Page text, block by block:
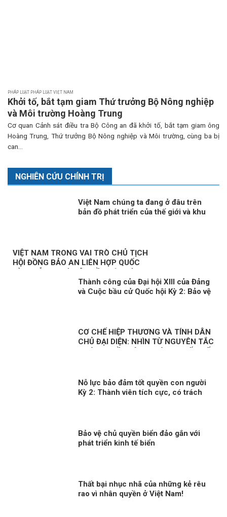
PHÁP LUẬT PHÁP LUẬT VIỆT NAM
Khởi tố, bắt tạm giam Thứ trưởng Bộ Nông nghiệp
và Môi trường Hoàng Trung
Cơ quan Cảnh sát điều tra Bộ Công an đã khởi tố, bắt tạm giam ông
Hoàng Trung, Thứ trưởng Bộ Nông nghiệp và Môi trường, cùng ba bị
can...
NGHIÊN CỨU CHÍNH TRỊ
Việt Nam chúng ta đang ở đâu trên
bản đồ phát triển của thế giới và khu
VIỆT NAM TRONG VAI TRÒ CHỦ TỊCH
HỘI ĐỒNG BẢO AN LIÊN HỢP QUỐC
Thành công của Đại hội XIII của Đảng
và Cuộc bầu cử Quốc hội Kỳ 2: Bảo vệ
CƠ CHẾ HIỆP THƯƠNG VÀ TÍNH DÂN
CHỦ ĐẠI DIỆN: NHÌN TỪ NGUYÊN TẮC
Nỗ lực bảo đảm tốt quyền con người
Kỳ 2: Thành viên tích cực, có trách
Bảo vệ chủ quyền biển đảo gắn với
phát triển kinh tế biển
Thất bại nhục nhã của những kẻ rêu
rao vì nhân quyền ở Việt Nam!